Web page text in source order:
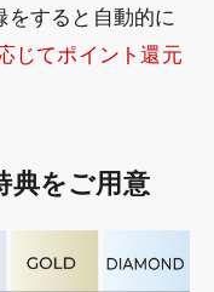
をすると自動的に
じてポイント還元
典をご用意